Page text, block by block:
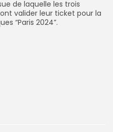
de laquelle les trois
valider leur ticket pour la
“Paris 2024”.